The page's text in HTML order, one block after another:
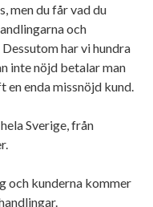
du får vad du
och
har vi hundra
inte nöjd betalar man
en enda missnöjd kund.
Sverige, från
kunderna kommer